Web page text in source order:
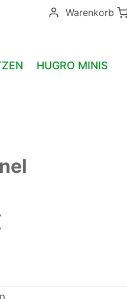
Warenkorb
HUGRO MINIS